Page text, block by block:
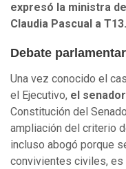
expresó la ministra
Claudia Pascual a
Debate
Una vez conocido el
el Ejecutivo, el
Constitución del
ampliación del criterio
incluso abogó porque
convivientes civiles, es